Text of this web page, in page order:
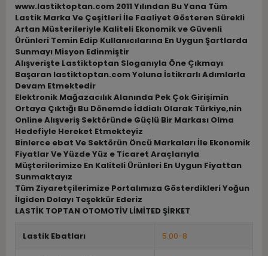
www.lastiktoptan.com 2011 Yılından Bu Yana Tüm
Lastik Marka Ve Çeşitleri İle Faaliyet Gösteren Sürekli
Artan Müsterileriyle Kaliteli Ekonomik ve Güvenli
Ürünleri Temin Edip Kullanıcılarına En Uygun Şartlarda
Sunmayı Misyon Edinmiştir
Alışverişte Lastiktoptan Sloganıyla Öne Çıkmayı
Başaran lastiktoptan.com Yoluna İstikrarlı Adımlarla
Devam Etmektedir
Elektronik Mağazacılık Alanında Pek Çok Girişimin
Ortaya Çıktığı Bu Dönemde İddialı Olarak Türkiye,nin
Online Alışveriş Sektöründe Güçlü Bir Markası Olma
Hedefiyle Hereket Etmekteyiz
Binlerce ebat Ve Sektörün Öncü Markaları İle Ekonomik
Fiyatlar Ve Yüzde Yüz e Ticaret Araçlarıyla
Müşterilerimize En Kaliteli Ürünleri En Uygun Fiyattan
Sunmaktayız
Tüm Ziyaretçilerimize Portalımıza Gösterdikleri Yoğun
İlgiden Dolayı Teşekkür Ederiz
LASTİK TOPTAN OTOMOTİV LİMİTED ŞİRKET
Lastik Ebatları 5.00-8